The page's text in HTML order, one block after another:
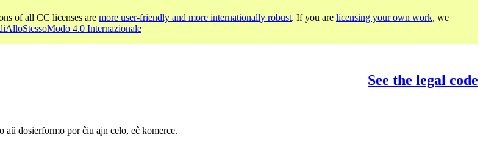
of all CC licenses are more user-friendly and more internationally robust. If you are licensing your own work, we
4.0 Internazionale
See the legal code
dosierformo por ĉiu ajn celo, eĉ komerce.